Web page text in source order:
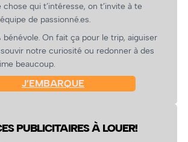
chose qui t’intéresse, on t’invite à te
de passionné.es.
bénévole. On fait ça pour le trip, aiguiser
notre curiosité ou redonner à des
beaucoup.
J’EMBARQUE
PUBLICITAIRES À LOUER!